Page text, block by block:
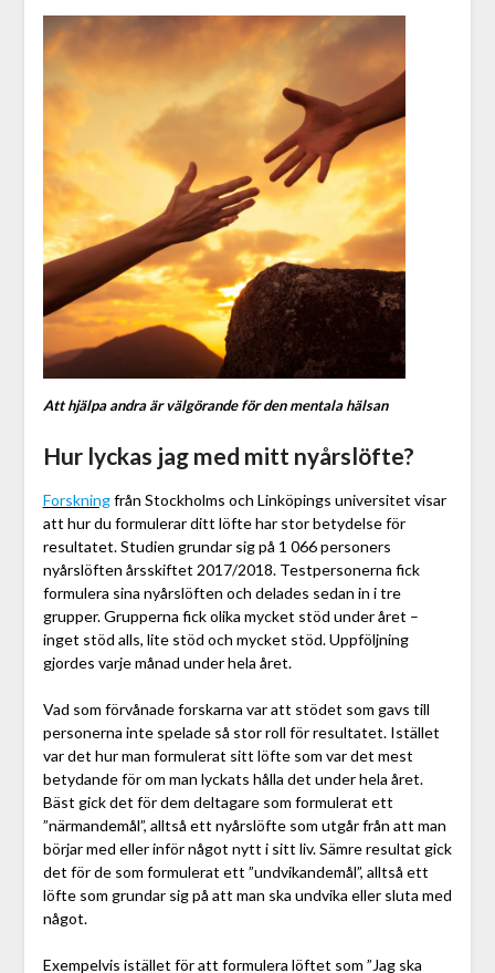
Att hjälpa andra är välgörande för den mentala hälsan
Hur lyckas jag med mitt nyårslöfte?
Forskningfrån Stockholms och Linköpings universitet visar
att hur du formulerar ditt löfte har stor betydelse för
resultatet. Studien grundar sig på 1 066 personers
nyårslöften årsskiftet 2017/2018. Testpersonerna fick
formulera sina nyårslöften och delades sedan in i tre
grupper. Grupperna fick olika mycket stöd under året –
inget stöd alls, lite stöd och mycket stöd. Uppföljning
gjordes varje månad under hela året.
Vad som förvånade forskarna var att stödet som gavs till
personerna inte spelade så stor roll för resultatet. Istället
var det hur man formulerat sitt löfte som var det mest
betydande för om man lyckats hålla det under hela året.
Bäst gick det för dem deltagare som formulerat ett
”närmandemål”, alltså ett nyårslöfte som utgår från att man
börjar med eller inför något nytt i sitt liv. Sämre resultat gick
det för de som formulerat ett ”undvikandemål”, alltså ett
löfte som grundar sig på att man ska undvika eller sluta med
något.
Exempelvis istället för att formulera löftet som ”Jag ska